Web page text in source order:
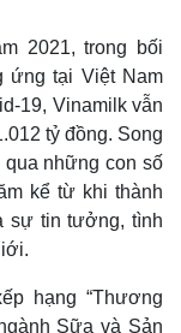
2021, trong bối
ứng tại Việt Nam
19, Vinamilk vẫn
tỷ đồng. Song
những con số
kể từ khi thành
sự tin tưởng, tình
hạng “Thương
Sữa và Sản